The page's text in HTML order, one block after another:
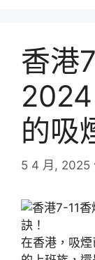
香港
的吸
5 4 月, 2025
在香港，吸